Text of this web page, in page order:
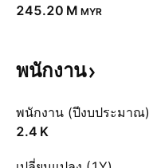
‪245.20 M‬ MYR
พนักงาน
พนักงาน (ปีงบประมาณ)
‪2.4 K‬